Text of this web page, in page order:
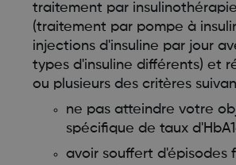
traitement par
(traitement par pompe à
injections d'insuline par jour
types d'insuline différents) et
ou plusieurs des critères
ne pas atteindre votre
spécifique de taux
avoir souffert d'épisodes